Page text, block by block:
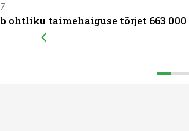
ohtliku taimehaiguse tõrjet 663 000